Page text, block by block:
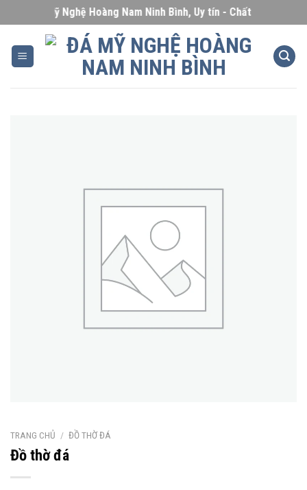
to
content
Đá Mỹ Nghệ Hoàng Nam Ninh Bình, Uy tín - Chất lượng - Giá
TRANG CHỦ / ĐỒ THỜ ĐÁ
Đồ thờ đá